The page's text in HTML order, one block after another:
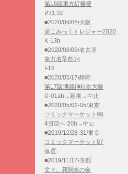
第16回東方紅楼夢
P31,32
■2020/09/06/大阪
超こみっくトレジャー2020
K-13b
■2020/08/09/名古屋
東方名華祭14
I-19
■2020/05/17/静岡
第17回博麗神社例大祭
D-01ab→延期→中止
■2020/05/02-05/東京
コミックマーケット98
4日目へ-20b→中止
■2019/12/28-31/東京
コミックマーケット97
落選
■2019/11/17/京都
文々。新聞友の会